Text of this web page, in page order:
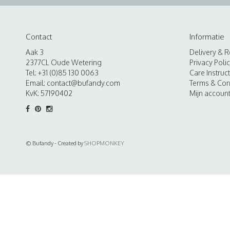
Contact
Aak 3
2377CL Oude Wetering
Tel: +31 (0)85 130 0063
Email: contact@bufandy.com
KvK: 57190402
Informatie
Delivery &
Privacy
Care
Terms &
Mijn account
© Bufandy - Created bySHOPMONKEY